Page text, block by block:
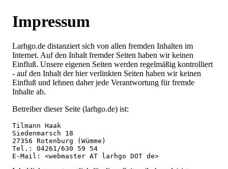
Impressum
Larhgo.de distanziert sich von allen fremden Inhalten im
Internet. Auf den Inhalt fremder Seiten haben wir keinen
Einfluß. Unsere eigenen Seiten werden regelmäßig kontrolliert
- auf den Inhalt der hier verlinkten Seiten haben wir keinen
Einfluß und lehnen daher jede Verantwortung für fremde
Inhalte ab.
Betreiber dieser Seite (larhgo.de) ist:
Tilmann Haak
Siedenmarsch 18
27356 Rotenburg (Wümme)
Tel.: 04261/630 59 54
E-Mail: <webmaster AT larhgo DOT de>